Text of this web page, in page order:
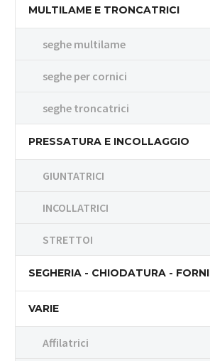
MULTILAME E TRONCATRICI
seghe multilame
seghe per cornici
seghe troncatrici
PRESSATURA E INCOLLAGGIO
GIUNTATRICI
INCOLLATRICI
STRETTOI
SEGHERIA - CHIODATURA - FORNI
VARIE
Affilatrici